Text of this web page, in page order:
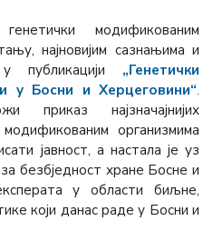
модификованим
најновијим сазнањима и
публикацији „Генетички
у Босни и Херцеговини“.
приказ најзначајнијих
организмима
јавност, а настала је уз
безбједност хране Босне и
у области биљне,
који данас раде у Босни и